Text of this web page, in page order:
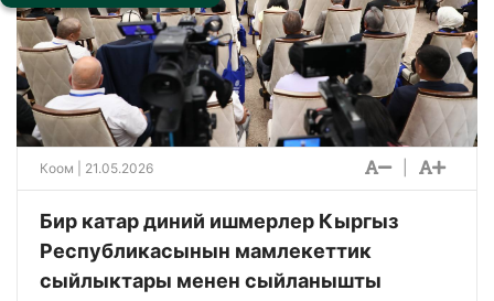
Коом | 21.05.2026
Бир катар диний ишмерлер Кыргыз
Республикасынын мамлекеттик
сыйлыктары менен сыйланышты